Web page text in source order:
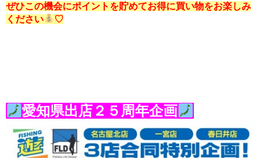
ぜひこの機会にポイントを貯めてお得に買い物をお楽しみ
ください
♡
愛知県出店２５周年企画